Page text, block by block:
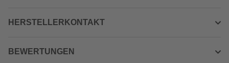
HERSTELLERKONTAKT
BEWERTUNGEN